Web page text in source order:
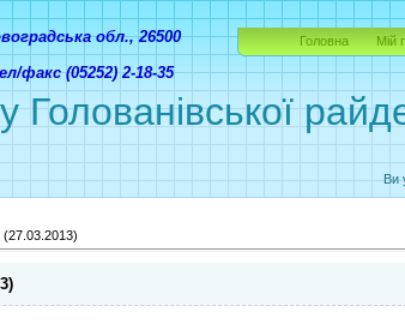
Ви
Голованівської
обл., 26500
(05252) 2-18-35
Головна Мій
(27.03.2013)